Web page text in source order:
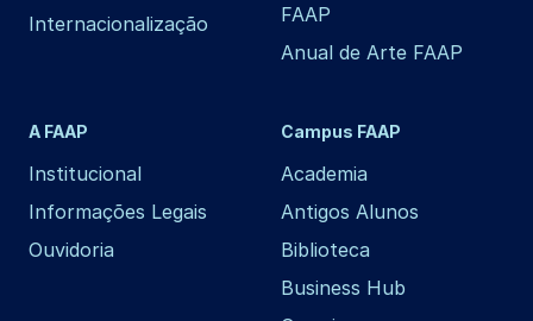
Internacionalização
FAAP
Anual de Arte FAAP
A FAAP
Institucional
Informações Legais
Ouvidoria
Campus FAAP
Academia
Antigos Alunos
Biblioteca
Business Hub